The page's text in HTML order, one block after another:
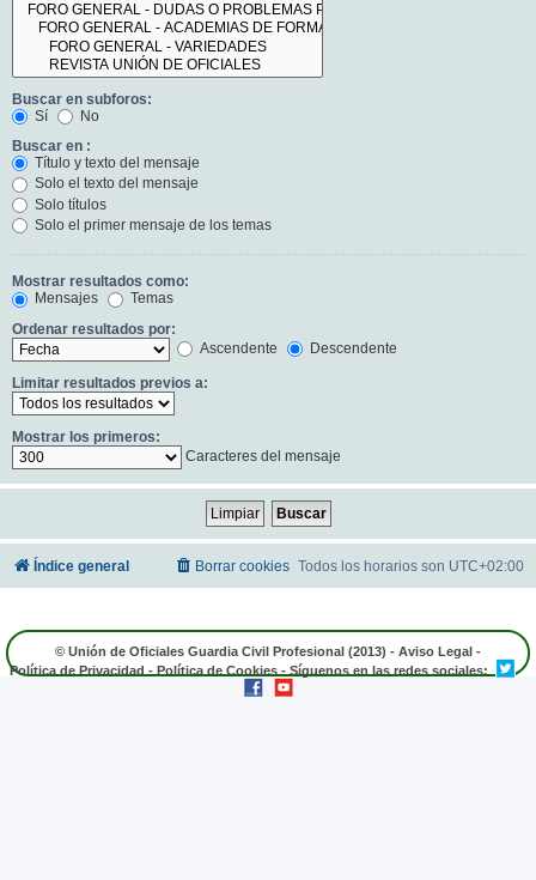
Buscar en subforos:
Sí
No
Buscar en :
Título y texto del mensaje
Solo el texto del mensaje
Solo títulos
Solo el primer mensaje de los temas
Mostrar resultados como:
Mensajes
Temas
Ordenar resultados por:
Ascendente
Descendente
Limitar resultados previos a:
Mostrar los primeros:
Caracteres del mensaje
Índice general Todos los horarios son UTC+02:00
Borrar cookies
© Unión de Oficiales Guardia Civil Profesional (2013) - Aviso Legal -
Política de Privacidad - Política de Cookies - Síguenos en las redes sociales: